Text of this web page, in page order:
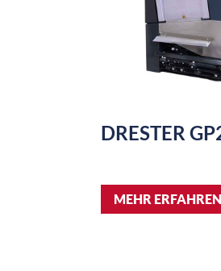
DRESTER
MEHR ERFAHREN